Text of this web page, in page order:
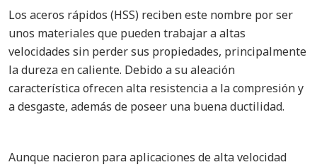
Los aceros rápidos (HSS) reciben este nombre por ser
unos materiales que pueden trabajar a altas
velocidades sin perder sus propiedades, principalmente
la dureza en caliente. Debido a su aleación
característica ofrecen alta resistencia a la compresión y
a desgaste, además de poseer una buena ductilidad.
Aunque nacieron para aplicaciones de alta velocidad